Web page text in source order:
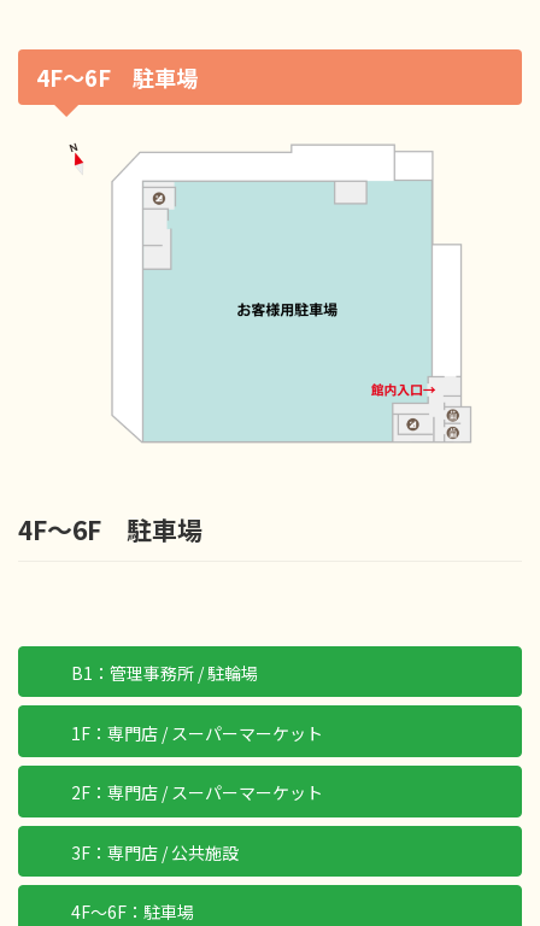
4F〜6F 駐車場
4F〜6F 駐車場
B1：管理事務所 / 駐輪場
1F：専門店 / スーパーマーケット
2F：専門店 / スーパーマーケット
3F：専門店 / 公共施設
4F〜6F：駐車場